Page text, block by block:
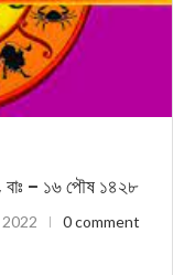
বাঃ – ১৬ পৌষ ১৪২৮
2022 0 comment